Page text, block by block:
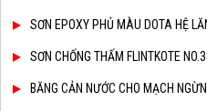
SƠN EPOXY PHỦ MÀU DOTA HỆ
SƠN CHỐNG THẤM FLINTKOTE NO.3
BĂNG CẢN NƯỚC CHO MẠCH